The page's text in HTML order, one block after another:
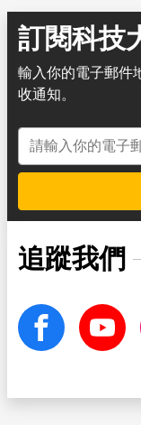
訂閱科技
輸入你的電子郵件
收通知。
電子郵件地址
追蹤我們
facebook Youtube